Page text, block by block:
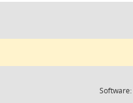
Software: